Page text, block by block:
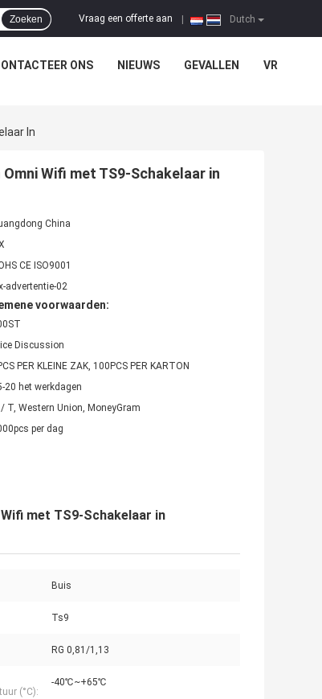
Dutch
Vraag een offerte aan
Zoeken
ONS NIEUWS GEVALLEN VR
In
Wifi met TS9-Schakelaar in
China
CE ISO9001
advertentie-02
voorwaarden:
Discussion
PER KLEINE ZAK, 100PCS PER KARTON
20 het werkdagen
T, Western Union, MoneyGram
per dag
met TS9-Schakelaar in
Buis
Ts9
RG 0,81/1,13
(°C):
-40℃~+65℃